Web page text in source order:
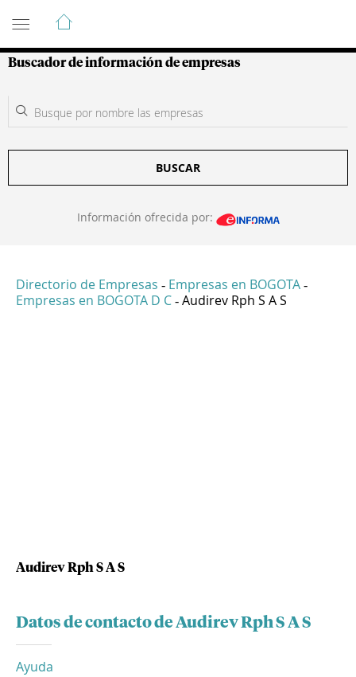
Guía de Empresas Colombianas
Buscador de información de empresas
BUSCAR
Información ofrecida por:
Directorio de Empresas - Empresas en BOGOTA -
Empresas en BOGOTA D C - Audirev Rph S A S
Audirev Rph S A S
Datos de contacto de Audirev Rph S A S
Ayuda